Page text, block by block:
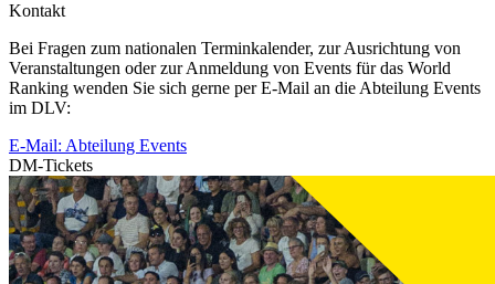
Kontakt
Bei Fragen zum nationalen Terminkalender, zur Ausrichtung von
Veranstaltungen oder zur Anmeldung von Events für das World
Ranking wenden Sie sich gerne per E-Mail an die Abteilung Events
im DLV:
E-Mail: Abteilung Events
DM-Tickets